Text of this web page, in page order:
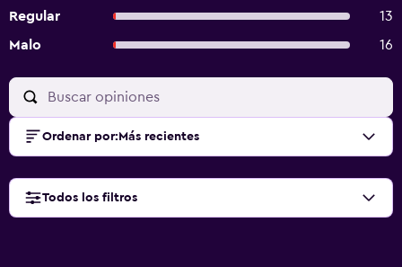
Regular
13
Malo
16
Ordenar por: Más recientes
Todos los filtros